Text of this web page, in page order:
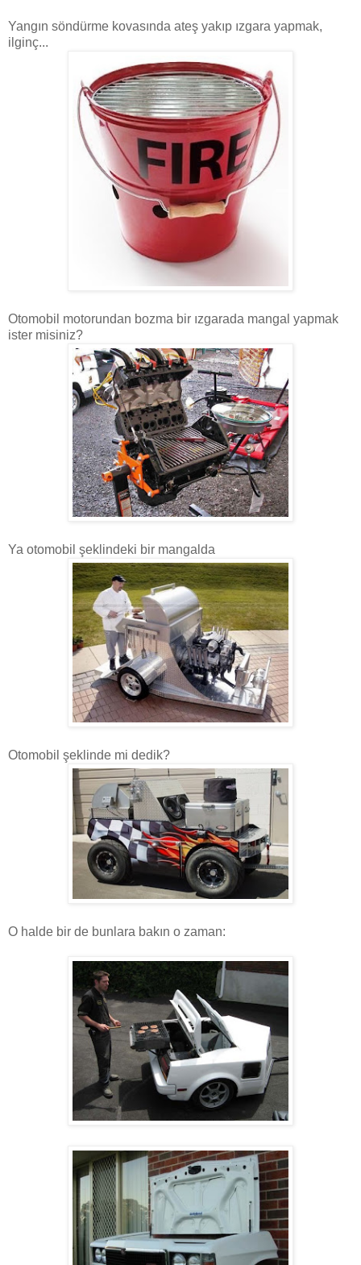
Yangın söndürme kovasında ateş yakıp ızgara yapmak,
ilginç...
Otomobil motorundan bozma bir ızgarada mangal yapmak
ister misiniz?
Ya otomobil şeklindeki bir mangalda
Otomobil şeklinde mi dedik?
O halde bir de bunlara bakın o zaman: